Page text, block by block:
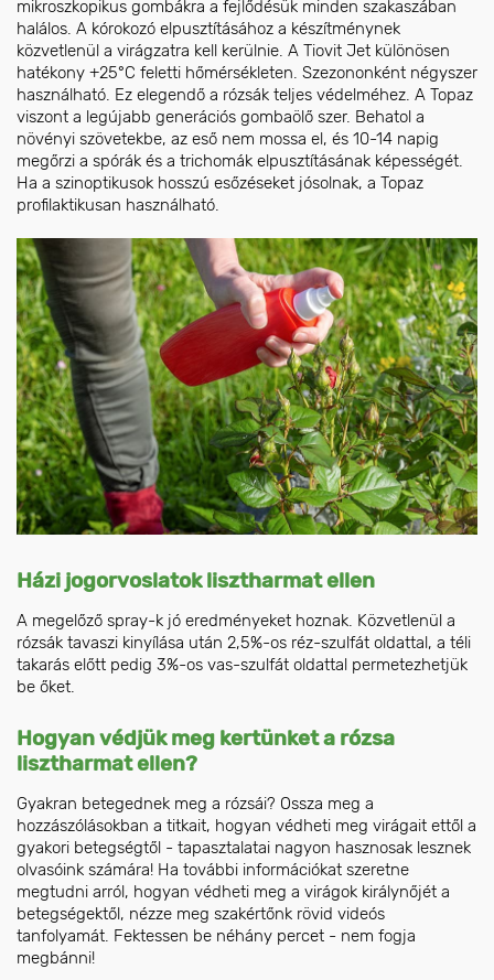
mikroszkopikus gombákra a fejlődésük minden szakaszában
halálos. A kórokozó elpusztításához a készítménynek
közvetlenül a virágzatra kell kerülnie. A Tiovit Jet különösen
hatékony +25°C feletti hőmérsékleten. Szezononként négyszer
használható. Ez elegendő a rózsák teljes védelméhez. A Topaz
viszont a legújabb generációs gombaölő szer. Behatol a
növényi szövetekbe, az eső nem mossa el, és 10-14 napig
megőrzi a spórák és a trichomák elpusztításának képességét.
Ha a szinoptikusok hosszú esőzéseket jósolnak, a Topaz
profilaktikusan használható.
Házi jogorvoslatok lisztharmat ellen
A megelőző spray-k jó eredményeket hoznak. Közvetlenül a
rózsák tavaszi kinyílása után 2,5%-os réz-szulfát oldattal, a téli
takarás előtt pedig 3%-os vas-szulfát oldattal permetezhetjük
be őket.
Hogyan védjük meg kertünket a rózsa
lisztharmat ellen?
Gyakran betegednek meg a rózsái? Ossza meg a
hozzászólásokban a titkait, hogyan védheti meg virágait ettől a
gyakori betegségtől - tapasztalatai nagyon hasznosak lesznek
olvasóink számára! Ha további információkat szeretne
megtudni arról, hogyan védheti meg a virágok királynőjét a
betegségektől, nézze meg szakértőnk rövid videós
tanfolyamát. Fektessen be néhány percet - nem fogja
megbánni!